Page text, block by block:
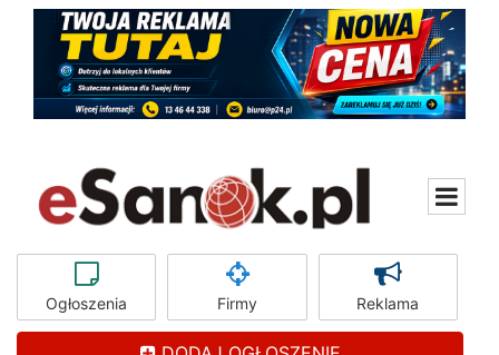
Ogłoszenia Firmy Reklama